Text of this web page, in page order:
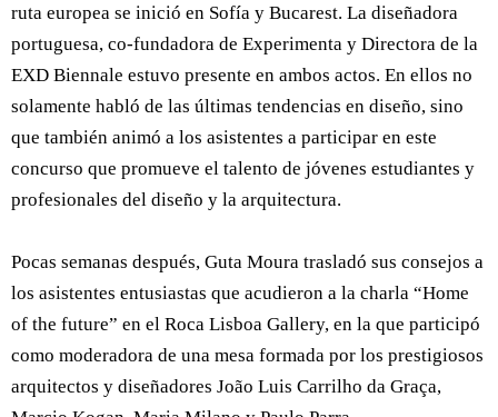
ruta europea se inició en Sofía y Bucarest. La diseñadora
portuguesa, co-fundadora de Experimenta y Directora de la
EXD Biennale estuvo presente en ambos actos. En ellos no
solamente habló de las últimas tendencias en diseño, sino
que también animó a los asistentes a participar en este
concurso que promueve el talento de jóvenes estudiantes y
profesionales del diseño y la arquitectura.
Pocas semanas después, Guta Moura trasladó sus consejos a
los asistentes entusiastas que acudieron a la charla “Home
of the future” en el Roca Lisboa Gallery, en la que participó
como moderadora de una mesa formada por los prestigiosos
arquitectos y diseñadores João Luis Carrilho da Graça,